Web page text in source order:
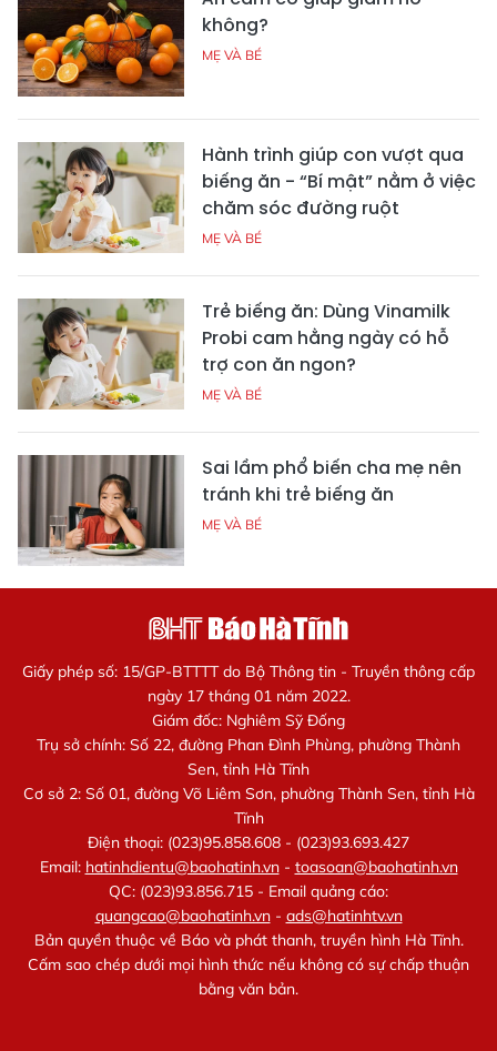
không?
MẸ VÀ BÉ
Hành trình giúp con vượt qua
biếng ăn - “Bí mật” nằm ở việc
chăm sóc đường ruột
MẸ VÀ BÉ
Trẻ biếng ăn: Dùng Vinamilk
Probi cam hằng ngày có hỗ
trợ con ăn ngon?
MẸ VÀ BÉ
Sai lầm phổ biến cha mẹ nên
tránh khi trẻ biếng ăn
MẸ VÀ BÉ
Giấy phép số: 15/GP-BTTTT do Bộ Thông tin - Truyền thông cấp
ngày 17 tháng 01 năm 2022.
Giám đốc: Nghiêm Sỹ Đống
Trụ sở chính: Số 22, đường Phan Đình Phùng, phường Thành
Sen, tỉnh Hà Tĩnh
Cơ sở 2: Số 01, đường Võ Liêm Sơn, phường Thành Sen, tỉnh Hà
Tĩnh
Điện thoại: (023)95.858.608 - (023)93.693.427
Email: hatinhdientu@baohatinh.vn- toasoan@baohatinh.vn
QC: (023)93.856.715 - Email quảng cáo:
quangcao@baohatinh.vn- ads@hatinhtv.vn
Bản quyền thuộc về Báo và phát thanh, truyền hình Hà Tĩnh.
Cấm sao chép dưới mọi hình thức nếu không có sự chấp thuận
bằng văn bản.